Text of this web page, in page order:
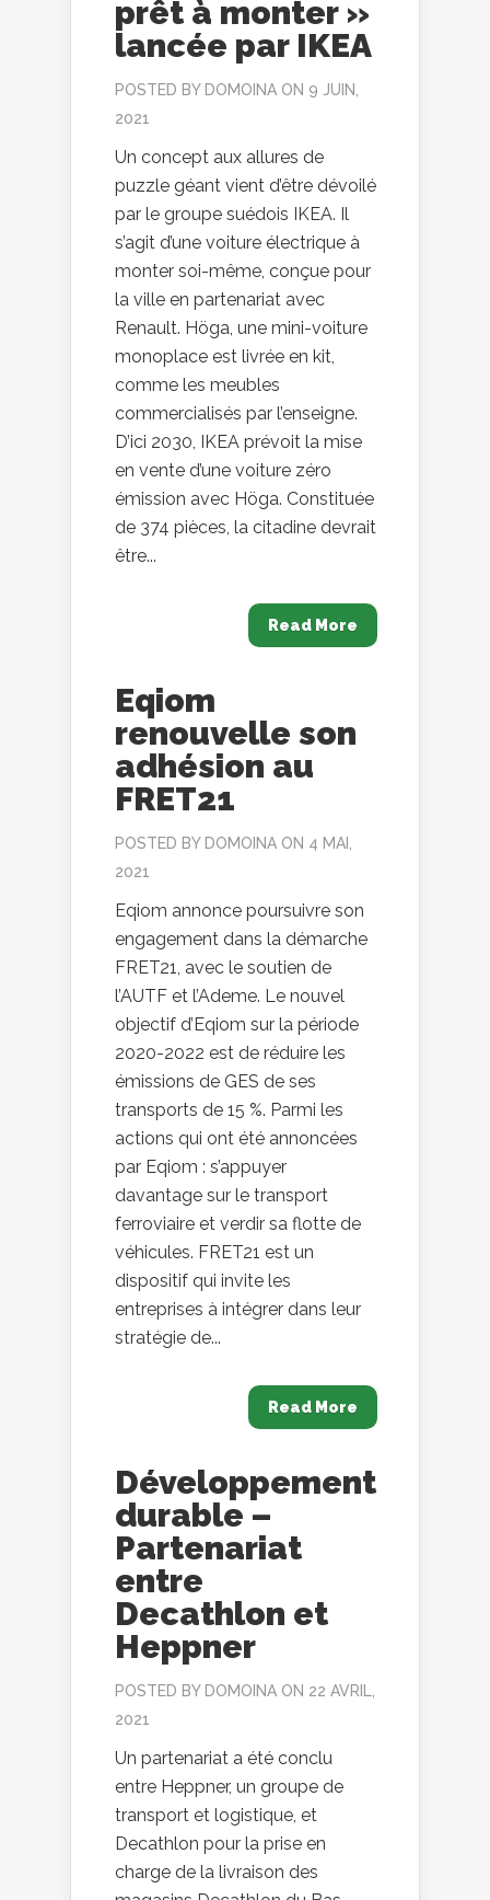
prêt à monter »
lancée par IKEA
POSTED BY DOMOINA ON 9 JUIN,
2021
Un concept aux allures de
puzzle géant vient d’être dévoilé
par le groupe suédois IKEA. Il
s’agit d’une voiture électrique à
monter soi-même, conçue pour
la ville en partenariat avec
Renault. Höga, une mini-voiture
monoplace est livrée en kit,
comme les meubles
commercialisés par l’enseigne.
D’ici 2030, IKEA prévoit la mise
en vente d’une voiture zéro
émission avec Höga. Constituée
de 374 pièces, la citadine devrait
être...
Read More
Eqiom
renouvelle son
adhésion au
FRET21
POSTED BY DOMOINA ON 4 MAI,
2021
Eqiom annonce poursuivre son
engagement dans la démarche
FRET21, avec le soutien de
l’AUTF et l’Ademe. Le nouvel
objectif d’Eqiom sur la période
2020-2022 est de réduire les
émissions de GES de ses
transports de 15 %. Parmi les
actions qui ont été annoncées
par Eqiom : s’appuyer
davantage sur le transport
ferroviaire et verdir sa flotte de
véhicules. FRET21 est un
dispositif qui invite les
entreprises à intégrer dans leur
stratégie de...
Read More
Développement
durable –
Partenariat
entre
Decathlon et
Heppner
POSTED BY DOMOINA ON 22 AVRIL,
2021
Un partenariat a été conclu
entre Heppner, un groupe de
transport et logistique, et
Decathlon pour la prise en
charge de la livraison des